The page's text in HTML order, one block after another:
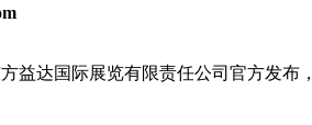
益达国际展览有限责任公司官方发布